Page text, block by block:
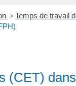
> Temps de travail
(CET)